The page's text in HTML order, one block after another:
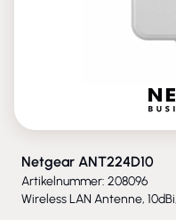
Netgear ANT224D10
Artikelnummer: 208096
Wireless LAN Antenne,